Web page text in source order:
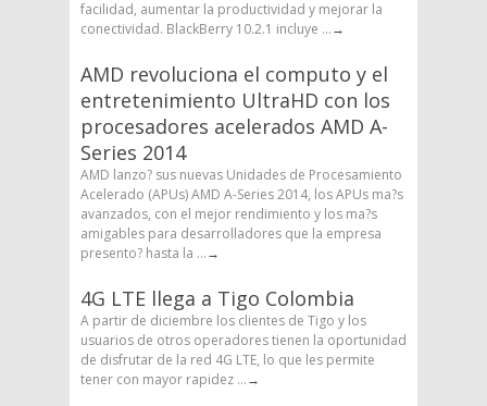
facilidad, aumentar la productividad y mejorar la
conectividad. BlackBerry 10.2.1 incluye ...→
AMD revoluciona el computo y el
entretenimiento UltraHD con los
procesadores acelerados AMD A-
Series 2014
AMD lanzo? sus nuevas Unidades de Procesamiento
Acelerado (APUs) AMD A-Series 2014, los APUs ma?s
avanzados, con el mejor rendimiento y los ma?s
amigables para desarrolladores que la empresa
presento? hasta la ...→
4G LTE llega a Tigo Colombia
A partir de diciembre los clientes de Tigo y los
usuarios de otros operadores tienen la oportunidad
de disfrutar de la red 4G LTE, lo que les permite
tener con mayor rapidez ...→